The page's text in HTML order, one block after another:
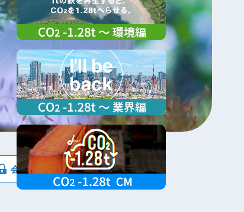
会員専用ページ